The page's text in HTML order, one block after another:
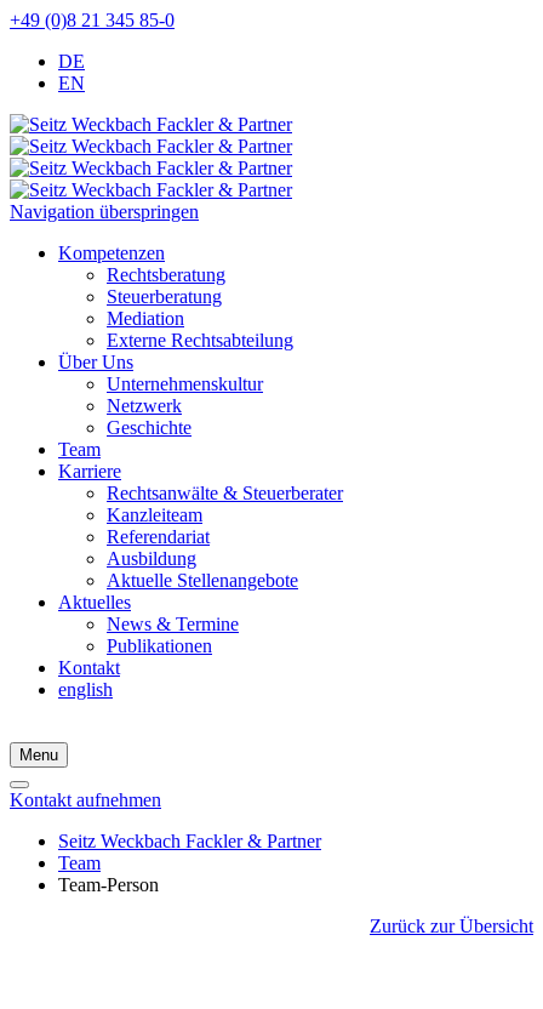
+49 (0)8 21 345 85-0
DE
EN
Navigation überspringen
Kompetenzen
Rechtsberatung
Steuerberatung
Mediation
Externe Rechtsabteilung
Über Uns
Unternehmenskultur
Netzwerk
Geschichte
Team
Karriere
Rechtsanwälte & Steuerberater
Kanzleiteam
Referendariat
Ausbildung
Aktuelle Stellenangebote
Aktuelles
News & Termine
Publikationen
Kontakt
english
Menu
Kontakt aufnehmen
Seitz Weckbach Fackler & Partner
Team
Team-Person
Zurück zur Übersicht